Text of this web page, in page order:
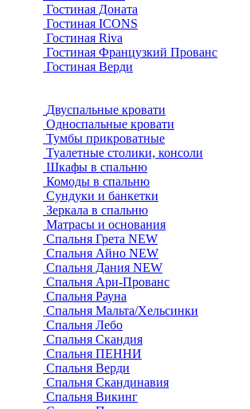
Гостиная Доната
Гостиная ICONS
Гостиная Riva
Гостиная Французкий Прованс
Гостиная Верди
Двуспальные кровати
Односпальные кровати
Тумбы прикроватные
Туалетные столики, консоли
Шкафы в спальню
Комоды в спальню
Сундуки и банкетки
Зеркала в спальню
Матрасы и основания
Спальня Грета NEW
Спальня Айно NEW
Спальня Дания NEW
Спальня Ари-Прованс
Спальня Рауна
Спальня Мальта/Хельсинки
Спальня Лебо
Спальня Скандия
Спальня ПЕННИ
Спальня Верди
Спальня Скандинавия
Спальня Викинг